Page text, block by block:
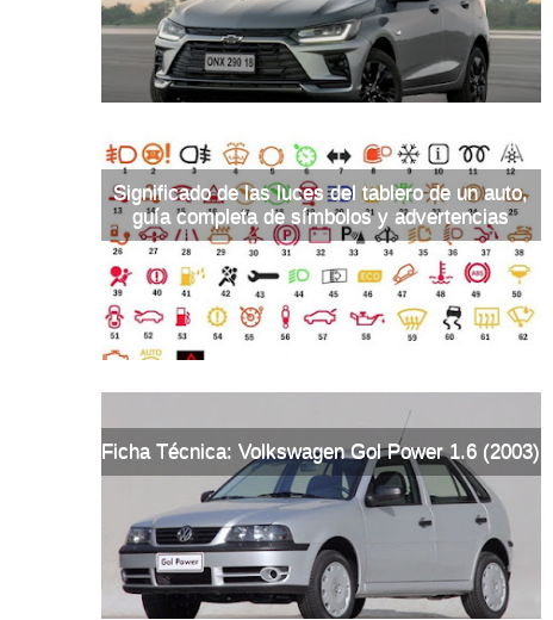
Significado de las luces del tablero de un auto,
guía completa de símbolos y advertencias
Ficha Técnica: Volkswagen Gol Power 1.6 (2003)